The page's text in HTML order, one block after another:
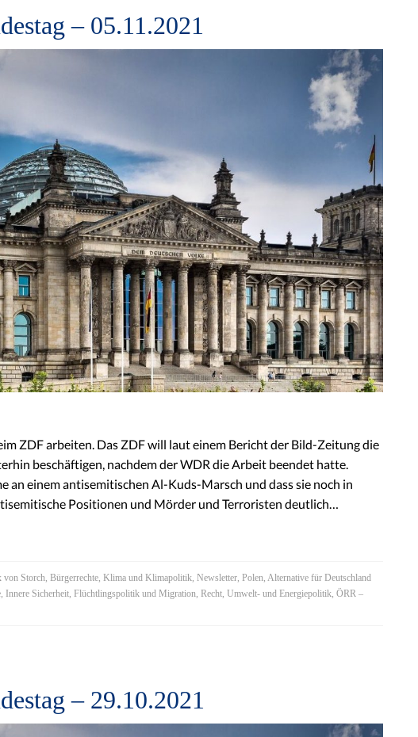
– 05.11.2021
ZDF arbeiten. Das ZDF will laut einem Bericht der Bild-Zeitung die
beschäftigen, nachdem der WDR die Arbeit beendet hatte.
an einem antisemitischen Al-Kuds-Marsch und dass sie noch in
Positionen und Mörder und Terroristen deutlich…
von Storch, Bürgerrechte, Klima und Klimapolitik, Newsletter, Polen, Alternative für Deutschland
, Innere Sicherheit, Flüchtlingspolitik und Migration, Recht, Umwelt- und Energiepolitik, ÖRR –
– 29.10.2021